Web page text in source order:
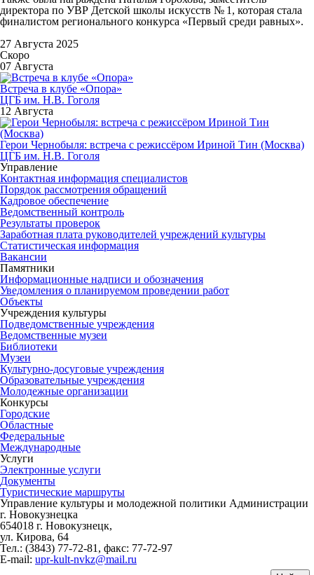
директора по УВР Детской школы искусств № 1, которая стала
финалистом регионального конкурса «Первый среди равных».
27 Августа 2025
Скоро
07 Августа
Встреча в клубе «Опора»
ЦГБ им. Н.В. Гоголя
12 Августа
Герои Чернобыля: встреча с режиссёром Ириной Тин (Москва)
ЦГБ им. Н.В. Гоголя
Управление
Контактная информация специалистов
Порядок рассмотрения обращений
Кадровое обеспечение
Ведомственный контроль
Результаты проверок
Заработная плата руководителей учреждений культуры
Статистическая информация
Вакансии
Памятники
Информационные надписи и обозначения
Уведомления о планируемом проведении работ
Объекты
Учреждения культуры
Подведомственные учреждения
Ведомственные музеи
Библиотеки
Музеи
Культурно-досуговые учреждения
Образовательные учреждения
Молодежные организации
Конкурсы
Городские
Областные
Федеральные
Международные
Услуги
Электронные услуги
Документы
Туристические маршруты
Управление культуры и молодежной политики Администрации
г. Новокузнецка
654018 г. Новокузнецк,
ул. Кирова, 64
Тел.: (3843) 77-72-81 , факс: 77-72-97
E-mail: upr-kult-nvkz@mail.ru